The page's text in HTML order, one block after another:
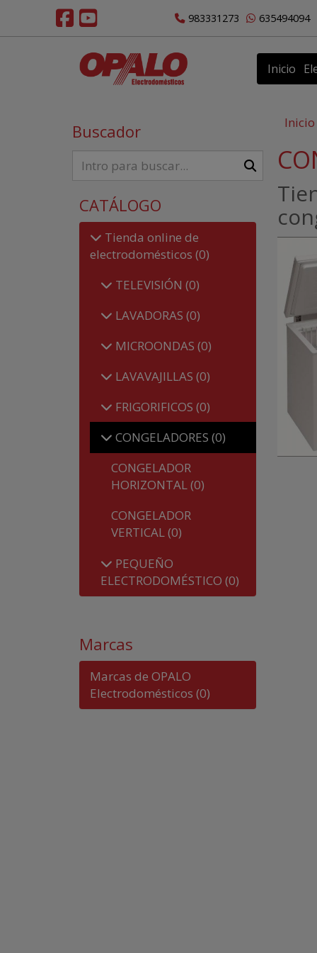
983331273 635494094
Inicio
Buscador
CATÁLOGO
Tienda online de
electrodomésticos (0)
TELEVISIÓN (0)
LAVADORAS (0)
MICROONDAS (0)
LAVAVAJILLAS (0)
FRIGORIFICOS (0)
CONGELADORES (0)
CONGELADOR
HORIZONTAL(0)
CONGELADOR
VERTICAL(0)
PEQUEÑO
ELECTRODOMÉSTICO (0)
Marcas
Marcas de OPALO
Electrodomésticos (0)
Inicio